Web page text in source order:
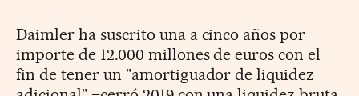
Daimler ha suscrito una a cinco años por
importe de 12.000 millones de euros con el
fin de tener un "amortiguador de liquidez